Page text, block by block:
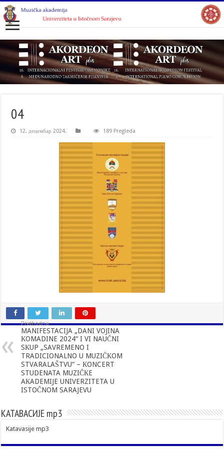
04
12. децембар 2024. 189 Pregleda
Prethodna
MANIFESTACIJA „DANI VOJINA
КOMADINE 2024“ I VI NAUČNI
SКUP „SAVREMENO I
TRADICIONALNO U MUZIČКOM
STVARALAŠTVU“ – КONCERT
STUDENATA MUZIČКE
AКADEMIJE UNIVERZITETA U
ISTOČNOM SARAJEVU
КАТАВАСИЈЕ mp3
Katavasije mp3